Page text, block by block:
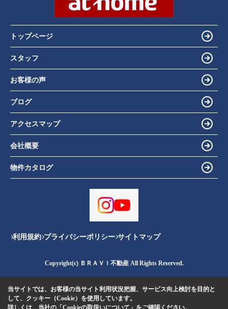
トップページ
スタッフ
お客様の声
ブログ
アクセスマップ
会社概要
物件カタログ
利用規約 プライバシーポリシー サイトマップ
Copyright(c) ＢＲＡＶＩ不動産 All Rights Reserved.
当サイトでは、お客様の当サイト利用状況把握、サービス向上検討を目的と
して、クッキー（Cookie）を使用しています。
詳しくは、当社の 「Cookieの取扱いについて」 をご確認ください。